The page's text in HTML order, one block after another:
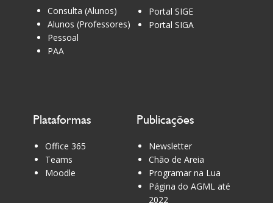
Consulta (Alunos)
Alunos (Professores)
Pessoal
PAA
Portal SIGE
Portal SIGA
Plataformas
Office 365
Teams
Moodle
Publicações
Newsletter
Chão de Areia
Programar na Lua
Página do AGML até
2022